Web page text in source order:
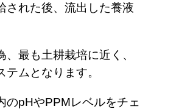
された後、流出した養液
、最も土耕栽培に近く、
テムとなります。
のpHやPPMレベルをチェ